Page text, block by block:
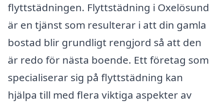
flyttstädningen. Flyttstädning i Oxelösund
är en tjänst som resulterar i att din gamla
bostad blir grundligt rengjord så att den
är redo för nästa boende. Ett företag som
specialiserar sig på flyttstädning kan
hjälpa till med flera viktiga aspekter av